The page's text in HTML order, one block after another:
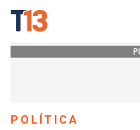
POLÍTICA